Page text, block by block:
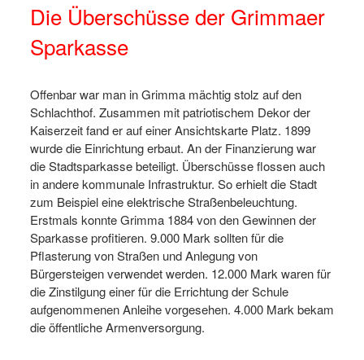
Die Überschüsse der Grimmaer
Sparkasse
Offenbar war man in Grimma mächtig stolz auf den
Schlachthof. Zusammen mit patriotischem Dekor der
Kaiserzeit fand er auf einer Ansichtskarte Platz. 1899
wurde die Einrichtung erbaut. An der Finanzierung war
die Stadtsparkasse beteiligt. Überschüsse flossen auch
in andere kommunale Infrastruktur. So erhielt die Stadt
zum Beispiel eine elektrische Straßenbeleuchtung.
Erstmals konnte Grimma 1884 von den Gewinnen der
Sparkasse profitieren. 9.000 Mark sollten für die
Pflasterung von Straßen und Anlegung von
Bürgersteigen verwendet werden. 12.000 Mark waren für
die Zinstilgung einer für die Errichtung der Schule
aufgenommenen Anleihe vorgesehen. 4.000 Mark bekam
die öffentliche Armenversorgung.